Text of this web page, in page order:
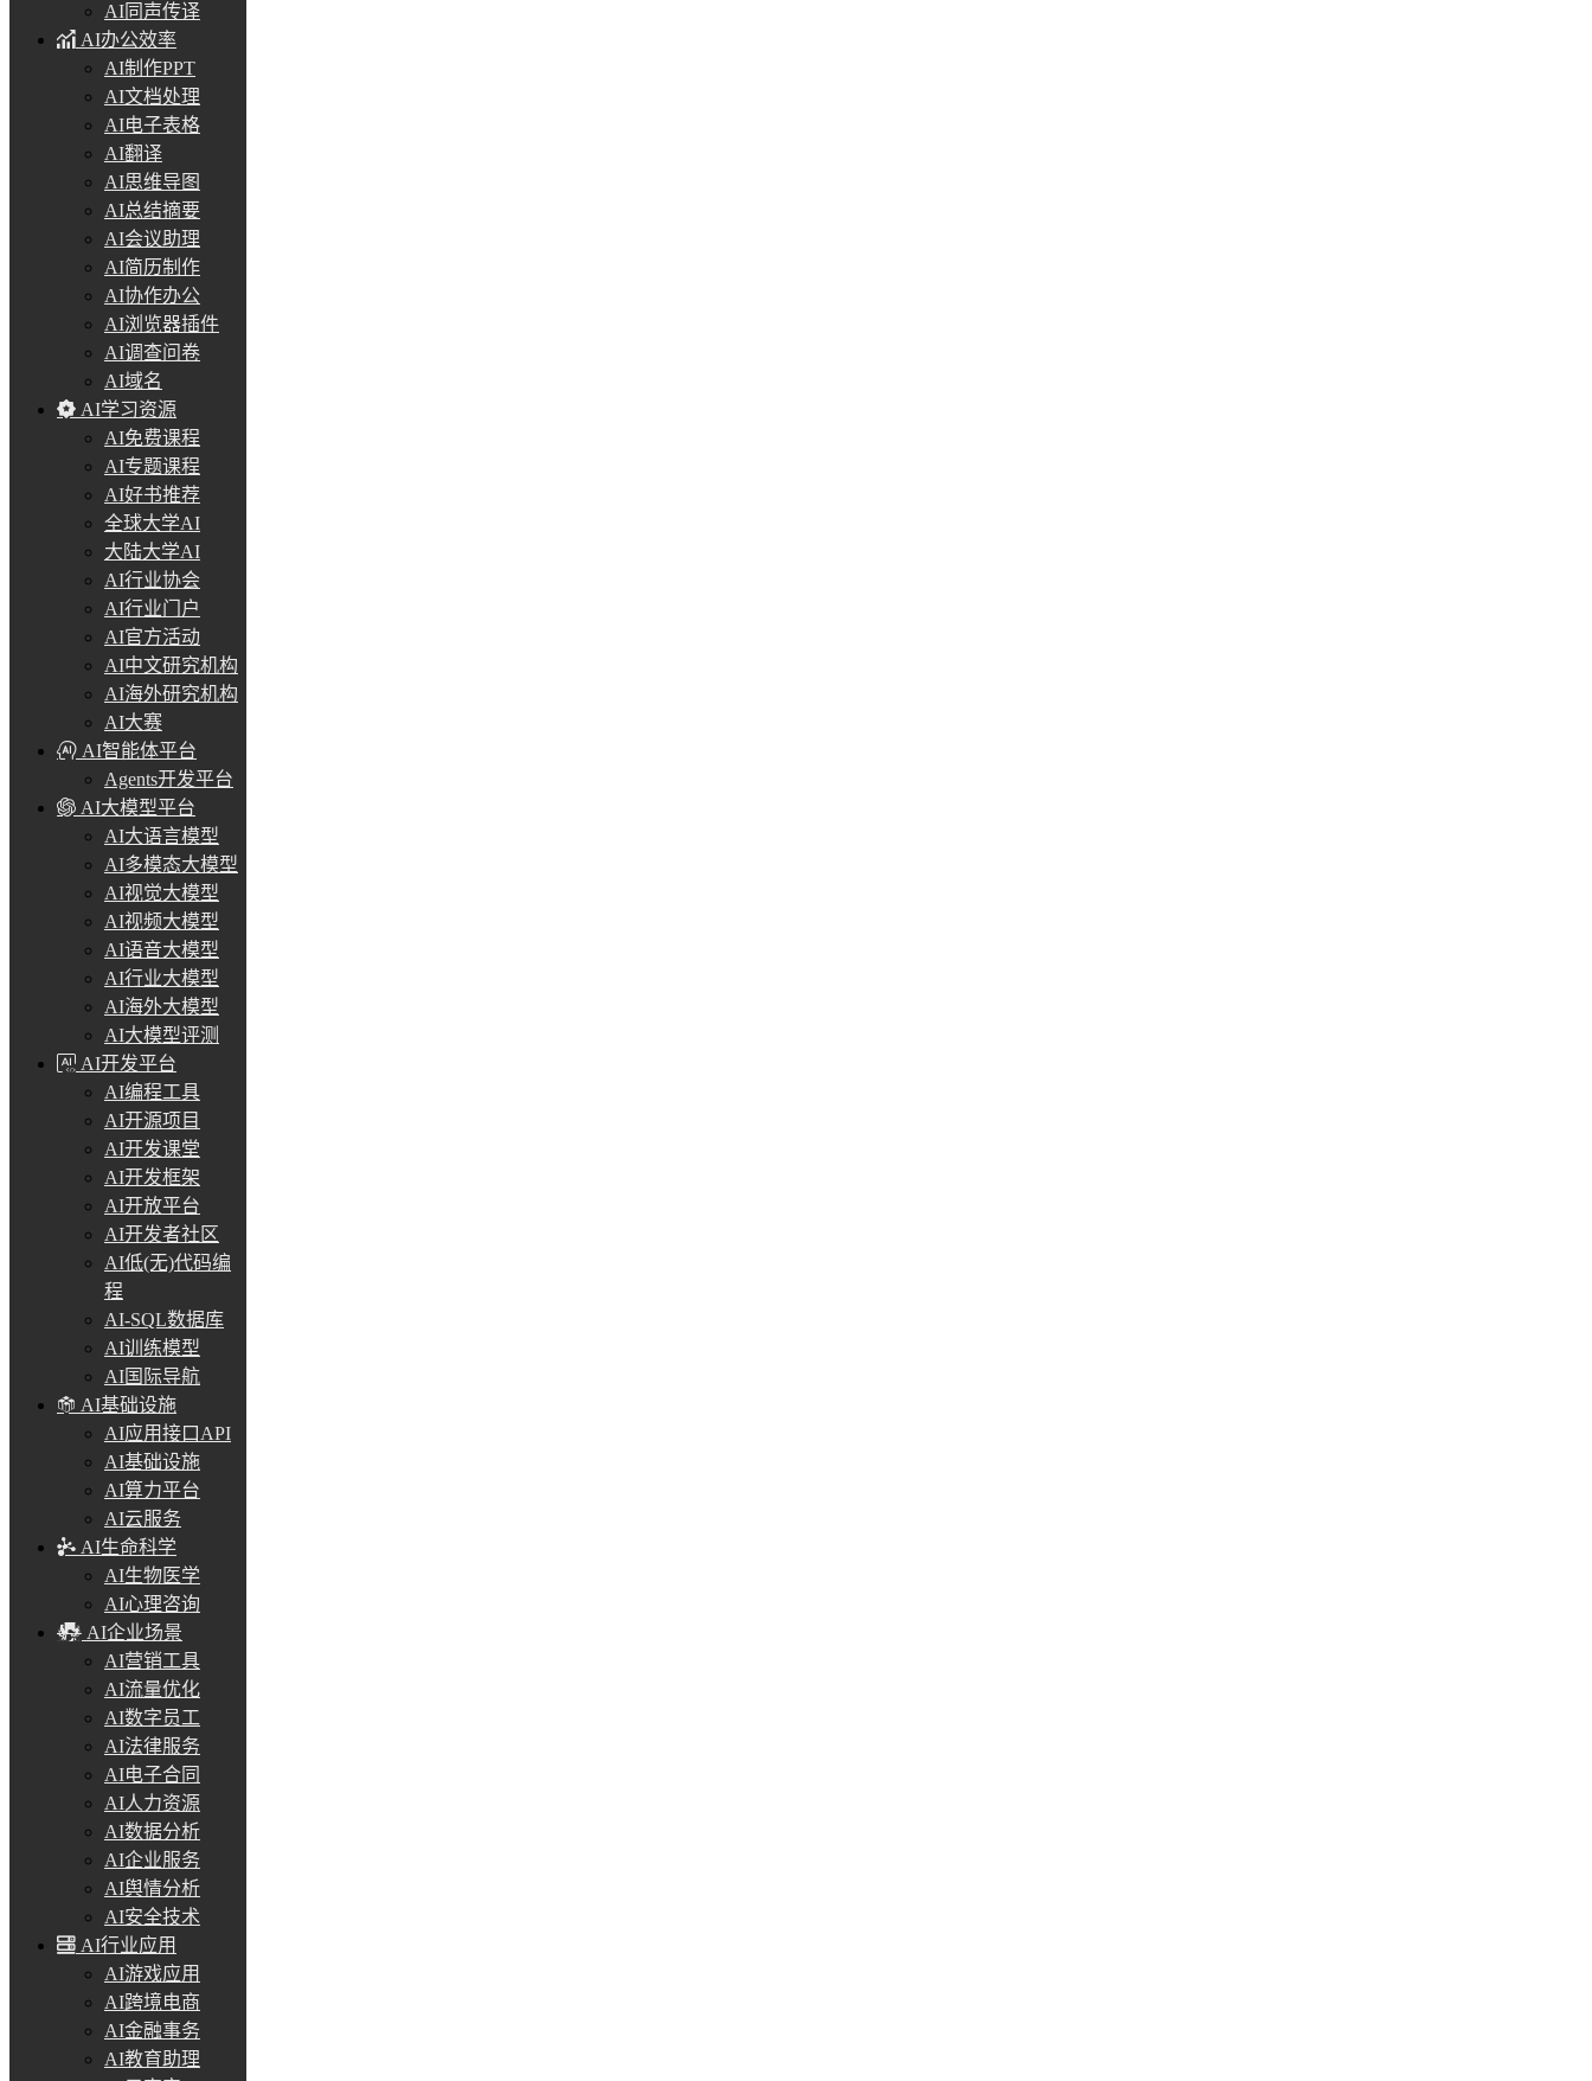
AI同声传译
AI办公效率
AI制作PPT
AI文档处理
AI电子表格
AI翻译
AI思维导图
AI总结摘要
AI会议助理
AI简历制作
AI协作办公
AI浏览器插件
AI调查问卷
AI域名
AI学习资源
AI免费课程
AI专题课程
AI好书推荐
全球大学AI
大陆大学AI
AI行业协会
AI行业门户
AI官方活动
AI中文研究机构
AI海外研究机构
AI大赛
AI智能体平台
Agents开发平台
AI大模型平台
AI大语言模型
AI多模态大模型
AI视觉大模型
AI视频大模型
AI语音大模型
AI行业大模型
AI海外大模型
AI大模型评测
AI开发平台
AI编程工具
AI开源项目
AI开发课堂
AI开发框架
AI开放平台
AI开发者社区
AI低(无)代码编
程
AI-SQL数据库
AI训练模型
AI国际导航
AI基础设施
AI应用接口API
AI基础设施
AI算力平台
AI云服务
AI生命科学
AI生物医学
AI心理咨询
AI企业场景
AI营销工具
AI流量优化
AI数字员工
AI法律服务
AI电子合同
AI人力资源
AI数据分析
AI企业服务
AI舆情分析
AI安全技术
AI行业应用
AI游戏应用
AI跨境电商
AI金融事务
AI教育助理